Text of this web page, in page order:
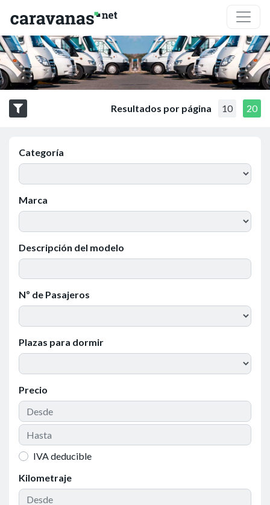
Resultados por página 10 20
Categoría
Marca
Descripción del modelo
Nº de Pasajeros
Plazas para dormir
Precio
IVA deducible
Kilometraje